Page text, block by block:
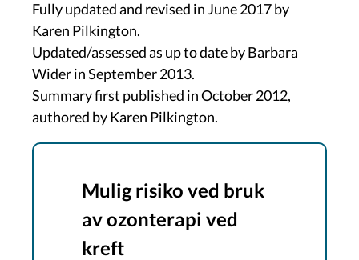
Fully updated and revised in June 2017 by
Karen Pilkington.
Updated/assessed as up to date by Barbara
Wider in September 2013.
Summary first published in October 2012,
authored by Karen Pilkington.
Mulig risiko ved bruk
av ozonterapi ved
kreft